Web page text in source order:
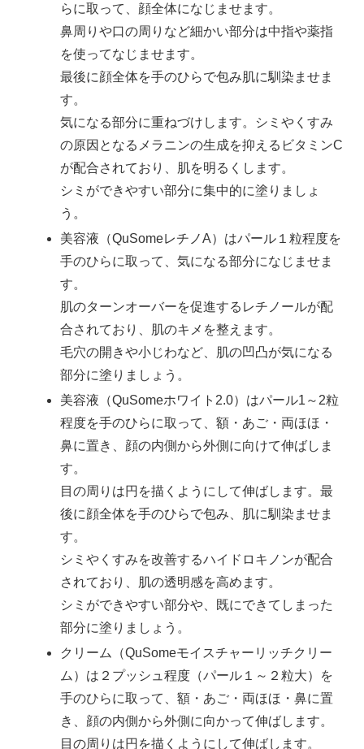
らに取って、顔全体になじませます。
鼻周りや口の周りなど細かい部分は中指や薬指
を使ってなじませます。
最後に顔全体を手のひらで包み肌に馴染ませま
す。
気になる部分に重ねづけします。シミやくすみ
の原因となるメラニンの生成を抑えるビタミンC
が配合されており、肌を明るくします。
シミができやすい部分に集中的に塗りましょ
う。
美容液（QuSomeレチノA）はパール１粒程度を
手のひらに取って、気になる部分になじませま
す。
肌のターンオーバーを促進するレチノールが配
合されており、肌のキメを整えます。
毛穴の開きや小じわなど、肌の凹凸が気になる
部分に塗りましょう。
美容液（QuSomeホワイト2.0）はパール1～2粒
程度を手のひらに取って、額・あご・両ほほ・
鼻に置き、顔の内側から外側に向けて伸ばしま
す。
目の周りは円を描くようにして伸ばします。最
後に顔全体を手のひらで包み、肌に馴染ませま
す。
シミやくすみを改善するハイドロキノンが配合
されており、肌の透明感を高めます。
シミができやすい部分や、既にできてしまった
部分に塗りましょう。
クリーム（QuSomeモイスチャーリッチクリー
ム）は２プッシュ程度（パール１～２粒大）を
手のひらに取って、額・あご・両ほほ・鼻に置
き、顔の内側から外側に向かって伸ばします。
目の周りは円を描くようにして伸ばします。